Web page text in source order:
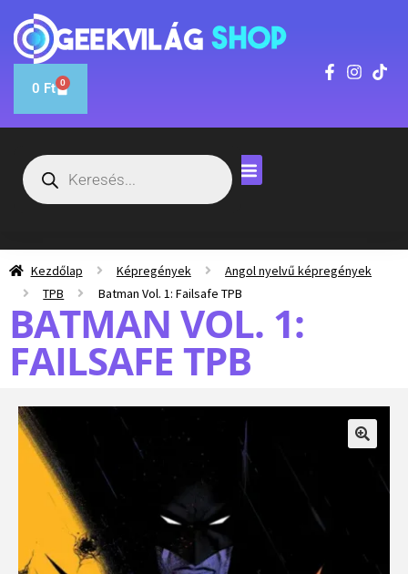
0 Ft 0
Kezdőlap Képregények
Angol nyelvű képregények
TPB
Batman Vol. 1: Failsafe TPB
BATMAN VOL. 1:
FAILSAFE TPB